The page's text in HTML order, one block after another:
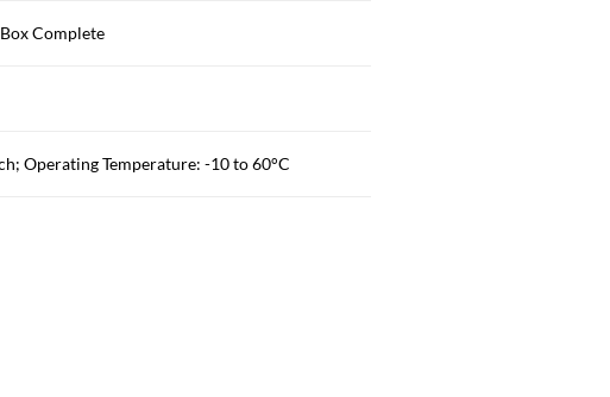
Complete
Operating Temperature: -10 to 60°C